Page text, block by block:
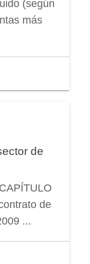
(según
más
de
de
...